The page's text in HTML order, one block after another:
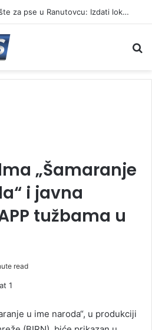
Vranje dobija prihvatilište za pse u Ranutovcu: Izdati lokacijski uslovi za izgradnju
„Šamaranje
i javna
tužbama u
read
u ime naroda“, u produkciji